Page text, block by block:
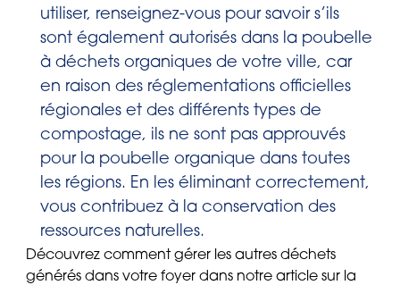
utiliser, renseignez-vous pour savoir s’ils
sont également autorisés dans la poubelle
à déchets organiques de votre ville, car
en raison des réglementations officielles
régionales et des différents types de
compostage, ils ne sont pas approuvés
pour la poubelle organique dans toutes
les régions. En les éliminant correctement,
vous contribuez à la conservation des
ressources naturelles.
Découvrez comment gérer les autres déchets
générés dans votre foyer dans notre article sur la